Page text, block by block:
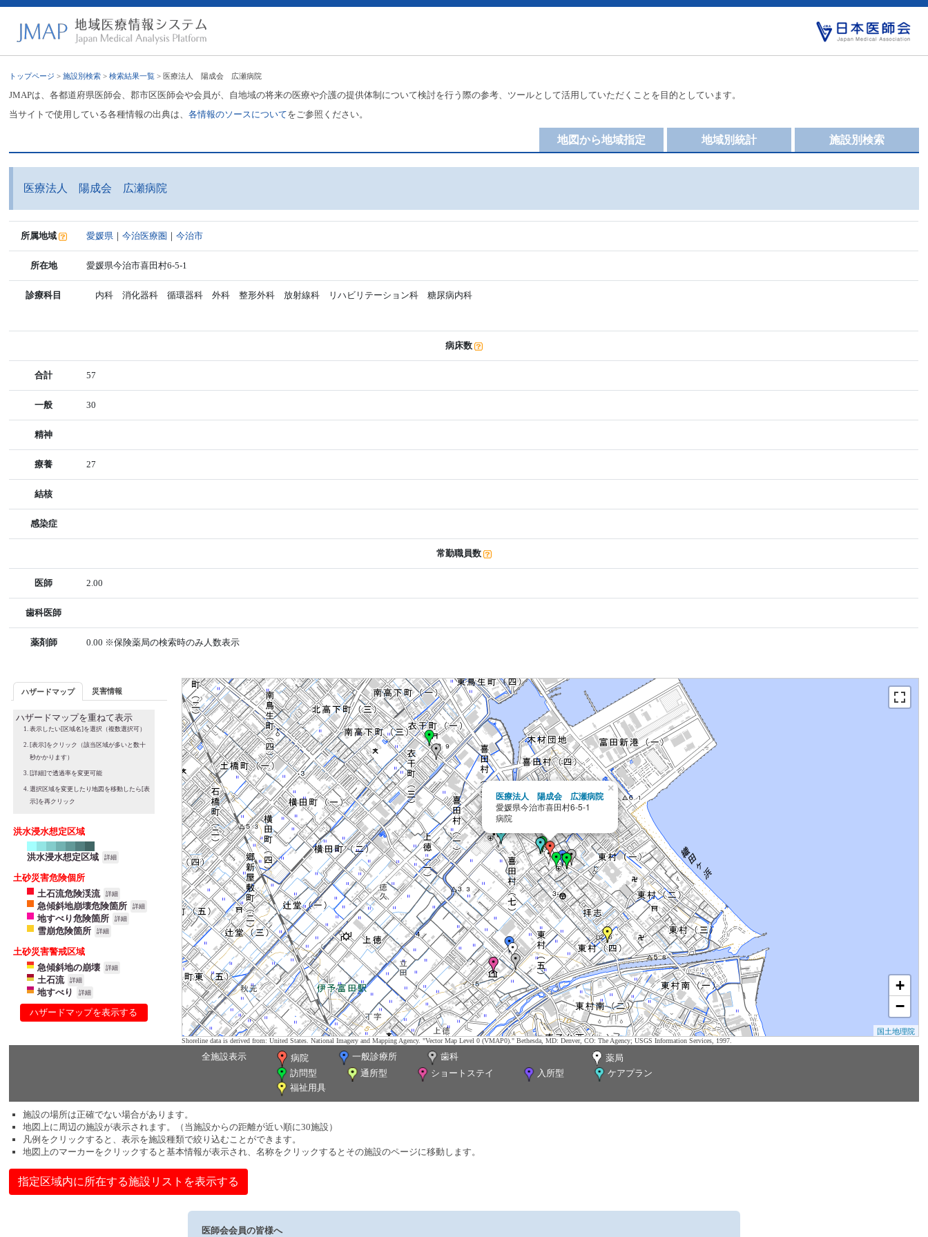
トップページ >施設別検索 >検索結果一覧 > 医療法人 陽成会 広瀬病院
JMAPは、各都道府県医師会、郡市区医師会や会員が、自地域の将来の医療や介護の提供体制について検討を行う際の参考、ツールとして活用していただくことを目的としています。
当サイトで使用している各種情報の出典は、各情報のソースについてをご参照ください。
施設別検索
地域別統計
地図から地域指定
医療法人 陽成会 広瀬病院
所属地域 愛媛県 ｜今治医療圏 ｜今治市
所在地 愛媛県今治市喜田村6-5-1
診療科目 内科 消化器科 循環器科 外科 整形外科 放射線科 リハビリテーション科 糖尿病内科
病床数
合計 57
一般 30
精神
療養 27
結核
感染症
常勤職員数
医師 2.00
歯科医師
薬剤師 0.00 ※保険薬局の検索時のみ人数表示
ハザードマップ 災害情報
ハザードマップを重ねて表示
表示したい[区域名]を選択（複数選択可）
[表示]をクリック（該当区域が多いと数十
秒かかります）
[詳細]で透過率を変更可能
選択区域を変更したり地図を移動したら[表
示]を再クリック
洪水浸水想定区域
洪水浸水想定区域 詳細
土砂災害危険個所
土石流危険渓流
詳細
急傾斜地崩壊危険箇所 詳細
地すべり危険箇所 詳細
雪崩危険箇所 詳細
土砂災害警戒区域
急傾斜地の崩壊
詳細
土石流 詳細
地すべり 詳細
ハザードマップを表示する
医療法人 陽成会 広瀬病院
愛媛県今治市喜田村6-5-1
病院
×
+
−
国土地理院
Shoreline data is derived from: United States. National Imagery and Mapping Agency. "Vector Map Level 0 (VMAP0)." Bethesda, MD: Denver, CO: The Agency; USGS Information Services, 1997.
全施設表示 病院 一般診療所 歯科
薬局
訪問型
通所型 ショートステイ 入所型
ケアプラン
福祉用具
施設の場所は正確でない場合があります。
地図上に周辺の施設が表示されます。（当施設からの距離が近い順に30施設）
凡例をクリックすると、表示を施設種類で絞り込むことができます。
地図上のマーカーをクリックすると基本情報が表示され、名称をクリックするとその施設のページに移動します。
指定区域内に所在する施設リストを表示する
医師会会員の皆様へ